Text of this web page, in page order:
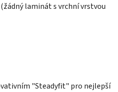
laminát s vrchní vrstvou
"Steadyfit" pro nejlepší